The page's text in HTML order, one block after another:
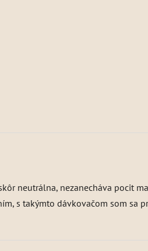
neutrálna, nezanecháva pocit
s takýmto dávkovačom som sa